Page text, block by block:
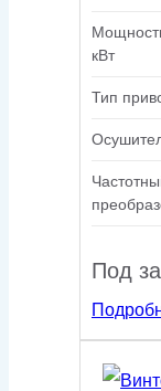
кВт
Тип
Под